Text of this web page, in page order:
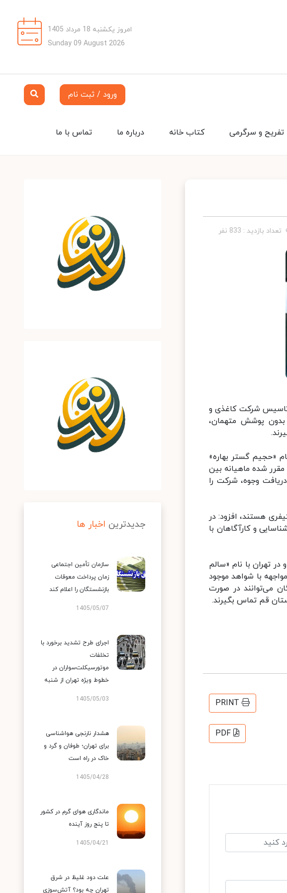
امروز یکشنبه 18 مرداد 1405
Sunday 09 August 2026
ورود / ثبت نام
تماس با ما درباره ما کتاب خانه تفریح و سرگرمی
تعداد بازدید : 833 نفر
سابقه‌دار به اتهام تاسیس شرکت کاغذی و
بدون پوشش متهمان،
در شرکتی به نام «حجیم گستر بهاره»
میلیارد ریال سرمایه‌گذاری و مقرر شده ماهیانه بین
پس از دریافت وجوه، شرکت را
شد متهمان هر کدام دارای ۵ و ۴ فقره سابقه کیفری هستند، افزود: در
و کارآگاهان با
در تهران با نام «سالم
با شواهد موجود
می‌توانند در صورت
PRINT
PDF
جدیدترین اخبار ها
سازمان تأمین اجتماعی
زمان پرداخت معوقات
بازنشستگان را اعلام کند
1405/05/07
اجرای طرح تشدید برخورد با
تخلفات
موتورسیکلت‌سواران در
خطوط ویژه تهران از شنبه
1405/05/03
هشدار نارنجی هواشناسی
برای تهران؛ طوفان و گرد و
خاک در راه است
1405/04/28
ماندگاری هوای گرم در کشور
تا پنج روز آینده
1405/04/21
علت دود غلیظ در شرق
تهران چه بود؟ آتش‌سوزی